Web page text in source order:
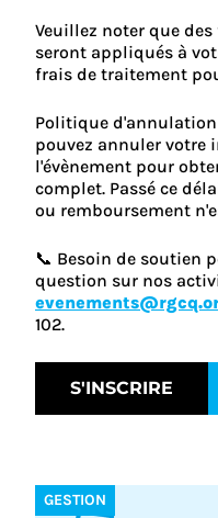
Veuillez noter que
seront appliqués à
frais de traitement
Politique d'annulation
pouvez annuler votre
l'évènement pour
complet. Passé ce
ou remboursement
📞 Besoin de soutien
question sur nos
102.
S'INSCRIRE
GESTION